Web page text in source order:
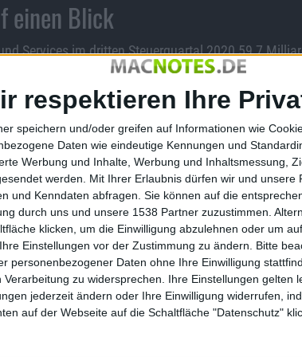
respektieren Ihre
speichern und/oder greifen auf Informationen wie
Daten wie eindeutige Kennungen und
Werbung und Inhalte, Werbung und Inhaltsmessung,
werden.
Mit Ihrer Erlaubnis dürfen wir und unsere
und Kenndaten abfragen. Sie können auf die
durch uns und unsere 1538 Partner zuzustimmen.
klicken, um die Einwilligung abzulehnen oder um
Einstellungen vor der Zustimmung zu ändern.
Bitte
personenbezogener Daten ohne Ihre Einwilligung
Verarbeitung zu widersprechen. Ihre Einstellungen gelten
jederzeit ändern oder Ihre Einwilligung widerrufen,
auf der Webseite auf die Schaltfläche "Datenschutz"
einen Blick
Services im dritten Steuerquartal 2020 59,7
diejenigen zum gleichen Zeitpunkt aus dem
Dollar Gewinn übrig (vgl.
PDF).
Milliarden US-Dollar (+1,6 %).
US-Dollar (+31 %).
Dollar zum Umsatz bei (+21,6 %).
ihnen erzielte Apple 6,450 Milliarden US-
13,156 Milliarden US-Dollar Umsatz (+